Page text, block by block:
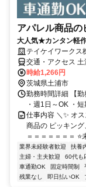
アパレル商品の
大人気★カンタン軽
テイケイワーク
交通・アクセス
時給1,266円
茨城県土浦市
勤務時間詳細 【
・週1日～OK ・
仕事内容 ＼✨ オ
商品の ピッキン
＝＝＝＝＝＝＝ ⭐
業界未経験者歓迎 扶養
主婦・主夫歓迎
60代も
車通勤OK
固定時間制
残業なし
即日払いOK